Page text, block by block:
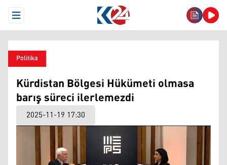
Open Menu
Politika
Kürdistan Bölgesi Hükümeti olmasa
barış süreci ilerlemezdi
2025-11-19 17:30